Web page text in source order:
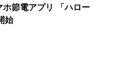
節電アプリ 「ハロー
始